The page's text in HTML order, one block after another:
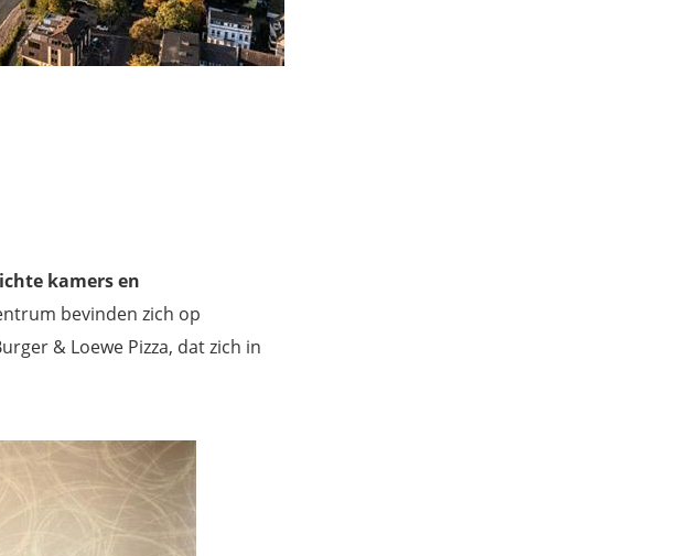
kamers en
bevinden zich op
& Loewe Pizza, dat zich in